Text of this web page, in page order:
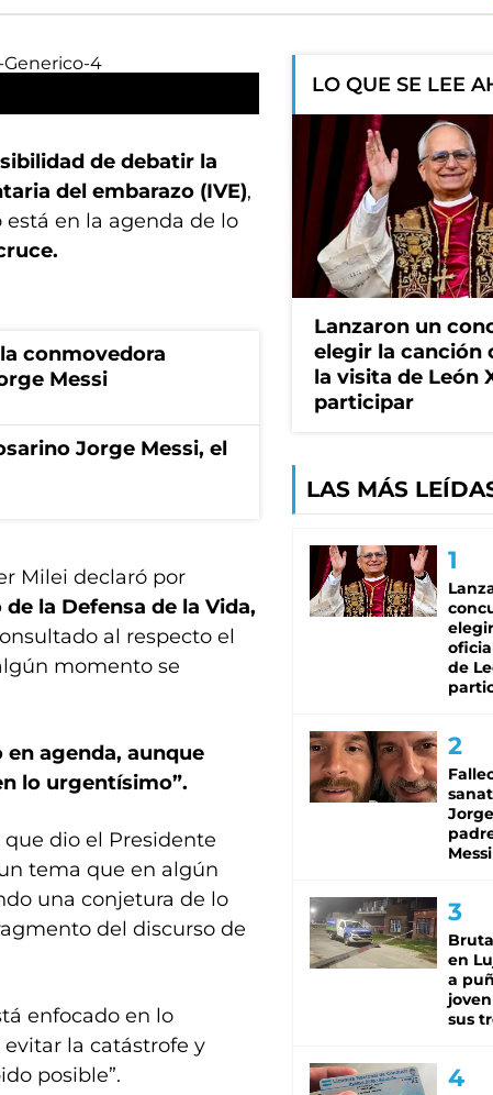
de debatir la
del embarazo (IVE),
en la agenda de lo
conmovedora
Messi
Jorge Messi, el
Milei declaró por
la Defensa de la Vida,
al respecto el
momento se
agenda, aunque
lo urgentísimo”.
que dio el Presidente
tema que en algún
una conjetura de lo
del discurso de
enfocado en lo
evitar la catástrofe y
posible”.
LO QUE SE LEE
Lanzaron un
elegir la canción
la visita de León
participar
LAS MÁS
de
Messi
en
a
sus